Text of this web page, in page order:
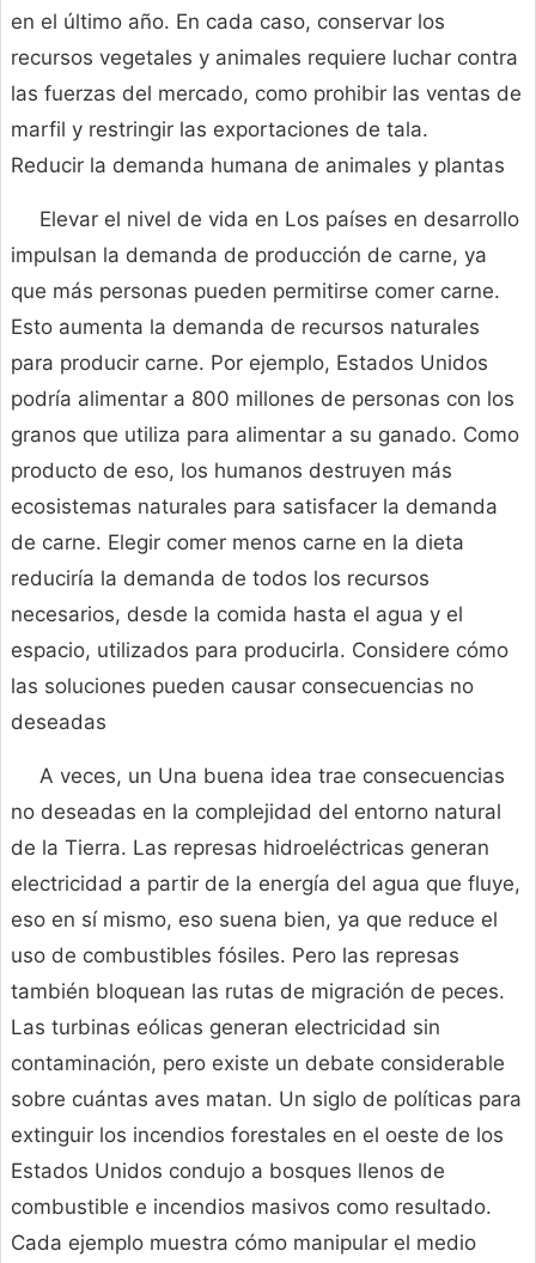
en el último año. En cada caso, conservar los
recursos vegetales y animales requiere luchar contra
las fuerzas del mercado, como prohibir las ventas de
marfil y restringir las exportaciones de tala.
Reducir la demanda humana de animales y plantas
Elevar el nivel de vida en Los países en desarrollo
impulsan la demanda de producción de carne, ya
que más personas pueden permitirse comer carne.
Esto aumenta la demanda de recursos naturales
para producir carne. Por ejemplo, Estados Unidos
podría alimentar a 800 millones de personas con los
granos que utiliza para alimentar a su ganado. Como
producto de eso, los humanos destruyen más
ecosistemas naturales para satisfacer la demanda
de carne. Elegir comer menos carne en la dieta
reduciría la demanda de todos los recursos
necesarios, desde la comida hasta el agua y el
espacio, utilizados para producirla. Considere cómo
las soluciones pueden causar consecuencias no
deseadas
A veces, un Una buena idea trae consecuencias
no deseadas en la complejidad del entorno natural
de la Tierra. Las represas hidroeléctricas generan
electricidad a partir de la energía del agua que fluye,
eso en sí mismo, eso suena bien, ya que reduce el
uso de combustibles fósiles. Pero las represas
también bloquean las rutas de migración de peces.
Las turbinas eólicas generan electricidad sin
contaminación, pero existe un debate considerable
sobre cuántas aves matan. Un siglo de políticas para
extinguir los incendios forestales en el oeste de los
Estados Unidos condujo a bosques llenos de
combustible e incendios masivos como resultado.
Cada ejemplo muestra cómo manipular el medio